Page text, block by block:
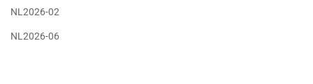
NL2026-02
NL2026-06